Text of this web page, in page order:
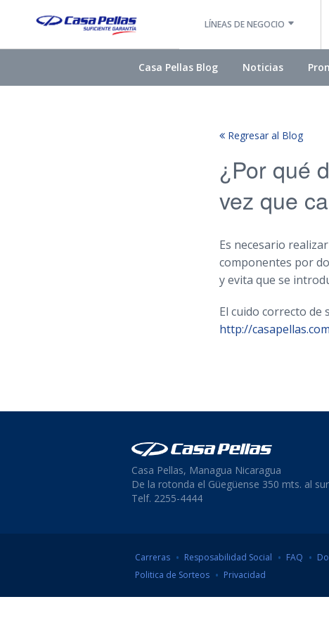
LÍNEAS DE NEGOCIO
Casa Pellas Blog Noticias
Regresar al Blog
¿Por qué
vez que
Es necesario
componentes por
y evita que se
El cuido correcto
http://
Casa Pellas, Managua Nicaragua
De la rotonda el Güegüense 350 mts. al sur
Telf. 2255-4444
Carreras Resposabilidad Social FAQ
Politica de Sorteos
Privacidad